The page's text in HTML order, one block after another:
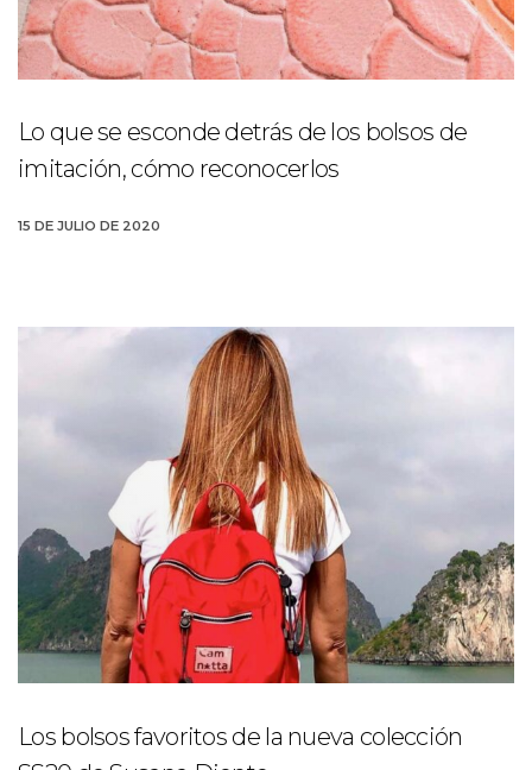
Lo que se esconde detrás de los bolsos de
imitación, cómo reconocerlos
15 DE JULIO DE 2020
Los bolsos favoritos de la nueva colección